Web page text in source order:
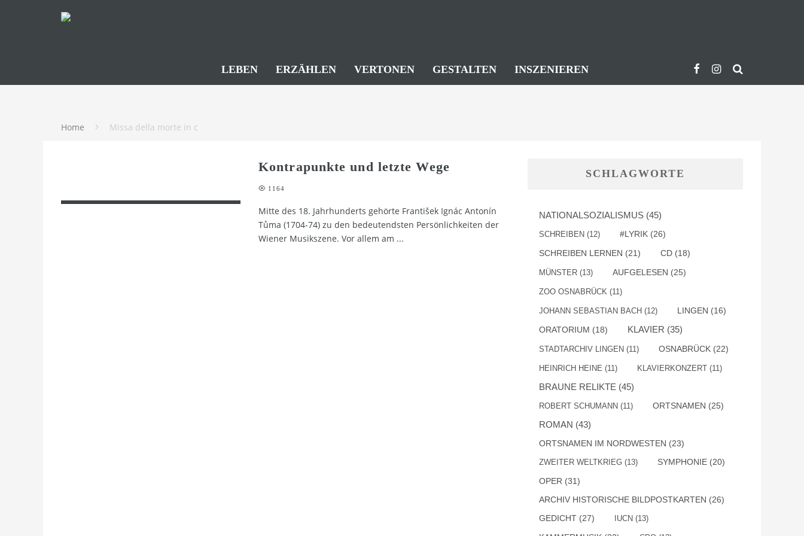
LEBEN ERZÄHLEN VERTONEN GESTALTEN INSZENIEREN
Home Missa della morte in c
Kontrapunkte und letzte Wege
1164
Mitte des 18. Jahrhunderts gehörte František Ignác Antonín
Tůma (1704-74) zu den bedeutendsten Persönlichkeiten der
Wiener Musikszene. Vor allem am ...
SCHLAGWORTE
NATIONALSOZIALISMUS (45)
SCHREIBEN (12) #LYRIK (26)
SCHREIBEN LERNEN (21) CD (18)
MÜNSTER (13) AUFGELESEN (25)
ZOO OSNABRÜCK (11)
JOHANN SEBASTIAN BACH (12) LINGEN (16)
ORATORIUM (18) KLAVIER (35)
STADTARCHIV LINGEN (11) OSNABRÜCK (22)
HEINRICH HEINE (11) KLAVIERKONZERT (11)
BRAUNE RELIKTE (45)
ROBERT SCHUMANN (11) ORTSNAMEN (25)
ROMAN (43)
ORTSNAMEN IM NORDWESTEN (23)
ZWEITER WELTKRIEG (13) SYMPHONIE (20)
OPER (31)
ARCHIV HISTORISCHE BILDPOSTKARTEN (26)
GEDICHT (27) IUCN (13)